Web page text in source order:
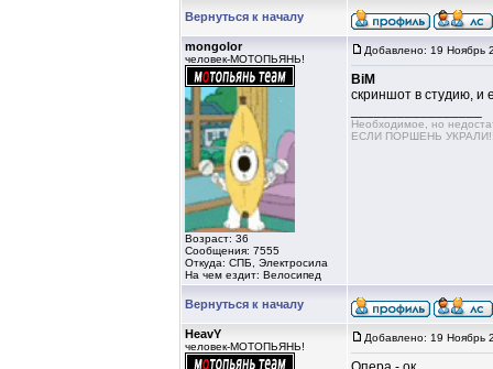
Вернуться к началу
mongolor
человек-МОТОПЬЯНЬ!
Возраст: 36
Сообщения: 7555
Откуда: СПБ, Электросила
На чем ездит: Велосипед
Добавлено: 19 Ноябрь
BiM
скриншот в студию, и
Необходимое, но
ЕСЛИ ПОРШЕНЬ
Вернуться к началу
HeavY
человек-МОТОПЬЯНЬ!
Добавлено: 19 Ноябрь